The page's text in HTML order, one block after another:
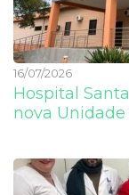
16/07/2026
Hospital
nova Unidade